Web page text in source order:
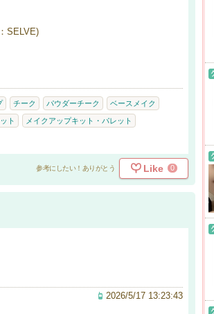
SELVE)
チーク パウダーチーク ベースメイク
ト メイクアップキット・パレット
参考にしたい！ありがとう Like 0
2026/5/17 13:23:43